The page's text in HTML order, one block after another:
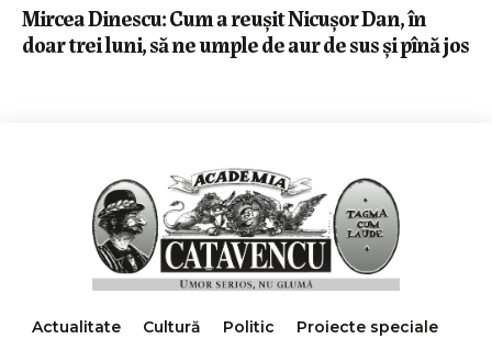
Mircea Dinescu: Cum a reușit Nicușor Dan, în
doar trei luni, să ne umple de aur de sus și pînă jos
Actualitate Cultură Politic
Proiecte speciale